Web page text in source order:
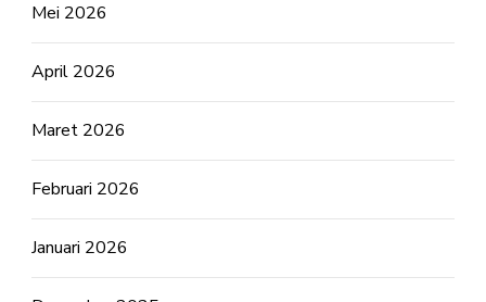
Mei 2026
April 2026
Maret 2026
Februari 2026
Januari 2026